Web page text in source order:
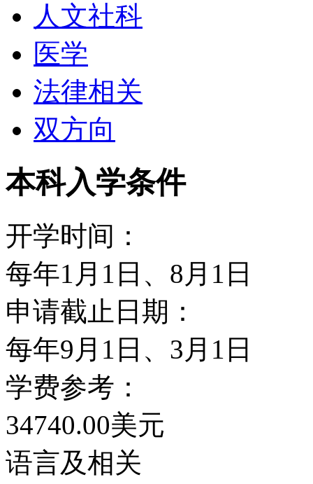
以学到全面的知识，成
十分紧凑，学生可以在
在全美的排名也相当靠
新闻和世界报道》评为
圣路易斯大学是一所研
常常受到各项学术评比
and World Report&rquo;
大学（America&lquo;
华尔街日报（The Wall
全美前50名的重点精英
are “Scrambling” to get
6版）的Barron&rquo;
人文社科
医学
法律相关
双方向
本科入学条件
开学时间：
每年1月1日、8月1日
申请截止日期：
每年9月1日、3月1日
学费参考：
34740.00美元
语言及相关